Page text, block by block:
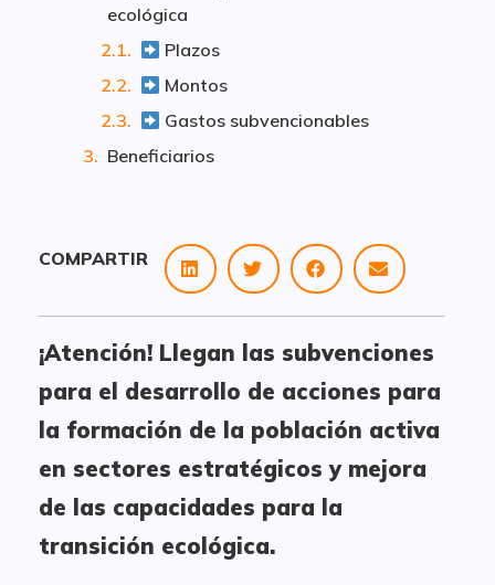
COMPARTIR
¡Atención! Llegan las subvenciones
para el desarrollo de acciones para
la formación de la población activa
en sectores estratégicos y mejora
de las capacidades para la
transición ecológica.
ecológica
Plazos
Montos
Gastos subvencionables
Beneficiarios